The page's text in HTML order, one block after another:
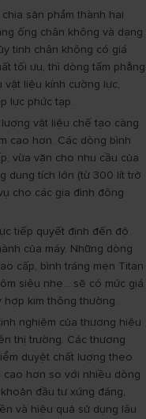
sản phẩm thành hai
ống chân không và dạng
tinh chân không có giá
tối ưu, thì dòng tấm phẳng
liệu kính cường lực,
lực phức tạp.
vật liệu chế tạo càng
cao hơn. Các dòng bình
vừa vặn cho nhu cầu của
dung tích lớn (từ 300 lít trở
cho các gia đình đông
tiếp quyết định đến độ
của máy. Những dòng
cấp, bình tráng men Titan
siêu nhẹ… sẽ có mức giá
kim thông thường.
nghiệm của thương hiệu
thị trường. Các thương
duyệt chất lượng theo
cao hơn so với nhiều dòng
đầu tư xứng đáng,
và hiệu quả sử dụng lâu